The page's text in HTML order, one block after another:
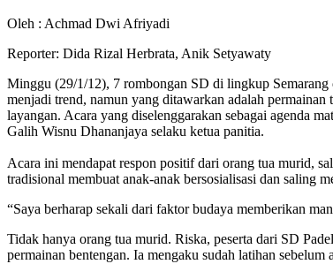
Oleh : Achmad Dwi Afriyadi
Reporter: Dida Rizal Herbrata, Anik Setyawaty
Minggu (29/1/12), 7 rombongan SD di lingkup
menjadi trend, namun yang ditawarkan adalah
layangan. Acara yang diselenggarakan sebagai agenda
Galih Wisnu Dhananjaya selaku ketua panitia.
Acara ini mendapat respon positif dari orang tua murid,
tradisional membuat anak-anak bersosialisasi dan saling
“Saya berharap sekali dari faktor budaya memberikan
Tidak hanya orang tua murid. Riska, peserta dari SD
permainan bentengan. Ia mengaku sudah latihan sebelum